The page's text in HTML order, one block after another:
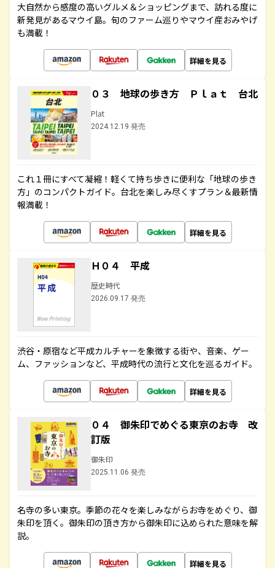
大自然から感度の高いグルメ＆ショッピングまで、訪れる度に
新発見があるマウイ島。旬のファーム巡りやマウイ産おみやげ
も満載！
詳細を見る
０３ 地球の歩き方 Ｐｌａｔ 台北
Plat
2024.12.19 発売
これ１冊にすべて凝縮！軽くて持ち歩きに便利な「地球の歩き
方」のコンパクトガイド。台北を楽しみ尽くすプラン＆最新情
報満載！
詳細を見る
Ｈ０４ 平成
歴史時代
2026.09.17 発売
渋谷・原宿など平成カルチャーを象徴する街や、音楽、ゲー
ム、ファッションなど、平成時代の流行と文化を巡るガイド。
詳細を見る
０４ 御朱印でめぐる東京のお寺 改
訂版
御朱印
2025.11.06 発売
名寺の多い東京。季節の花々を楽しみながらお寺をめぐり、御
朱印を頂く。御朱印の頂き方から御朱印に込められた意味を解
説。
詳細を見る